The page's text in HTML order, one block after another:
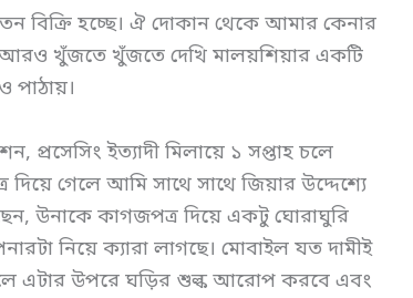
বিক্রি হচ্ছে। ঐ দোকান থেকে আমার কেনার
আরও খুঁজতে খুঁজতে দেখি মালয়শিয়ার একটি
পাঠায়।
ইত্যাদী মিলায়ে ১ সপ্তাহ চলে
গেলে আমি সাথে সাথে জিয়ার উদ্দেশ্যে
উনাকে কাগজপত্র দিয়ে একটু ঘোরাঘুরি
নিয়ে ক্যারা লাগছে। মোবাইল যত দামীই
এটার উপরে ঘড়ির শুল্ক আরোপ করবে এবং